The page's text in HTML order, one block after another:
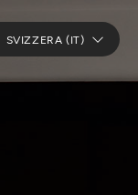
SVIZZERA (IT)